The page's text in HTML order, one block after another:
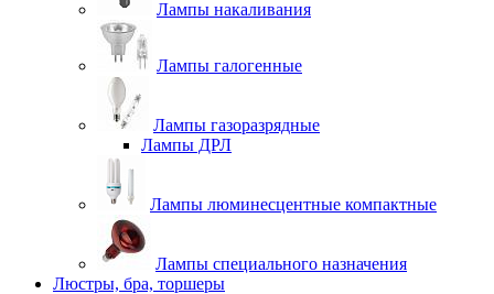
Лампы накаливания
Лампы галогенные
Лампы газоразрядные
Лампы ДРЛ
Лампы люминесцентные компактные
Лампы специального назначения
Люстры, бра, торшеры